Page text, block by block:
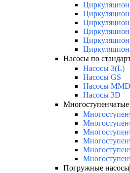
Насосы по
Насосы 3(L)
Насосы GS
Насосы MMD
Насосы 3D
Погружные насосы